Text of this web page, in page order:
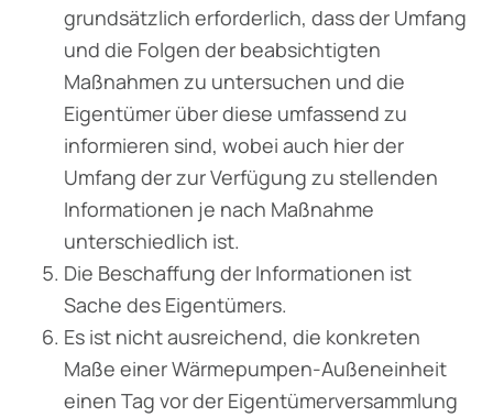
grundsätzlich erforderlich, dass der Umfang
und die Folgen der beabsichtigten
Maßnahmen zu untersuchen und die
Eigentümer über diese umfassend zu
informieren sind, wobei auch hier der
Umfang der zur Verfügung zu stellenden
Informationen je nach Maßnahme
unterschiedlich ist.
Die Beschaffung der Informationen ist
Sache des Eigentümers.
Es ist nicht ausreichend, die konkreten
Maße einer Wärmepumpen-Außeneinheit
einen Tag vor der Eigentümerversammlung